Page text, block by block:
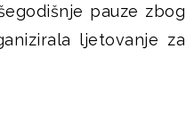
pauze zbog
ljetovanje za